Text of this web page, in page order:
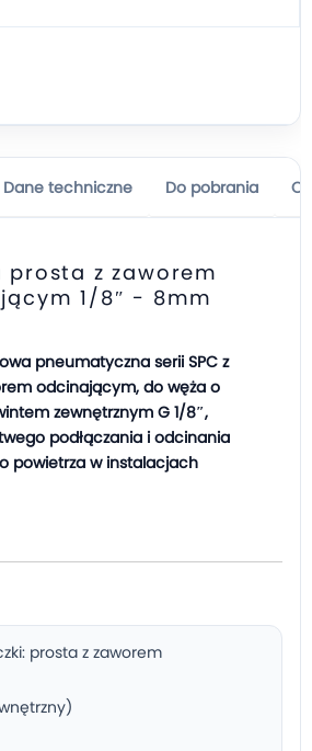
Dane techniczne Do pobrania
prosta z zaworem
1/8″ - 8mm
pneumatyczna serii SPC z
odcinającym, do węża o
zewnętrznym G 1/8″,
podłączania i odcinania
powietrza w instalacjach
prosta z zaworem